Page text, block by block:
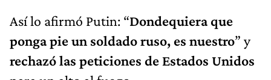
Así lo afirmó Putin: “Dondequiera que
ponga pie un soldado ruso, es nuestro” y
rechazó las peticiones de Estados Unidos